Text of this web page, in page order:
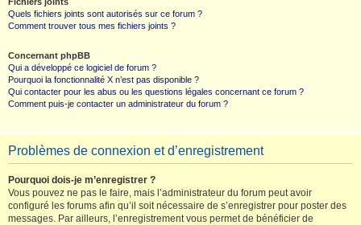
Quels fichiers joints sont autorisés sur ce forum ?
Comment trouver tous mes fichiers joints ?
Concernant phpBB
Qui a développé ce logiciel de forum ?
Pourquoi la fonctionnalité X n’est pas disponible ?
Qui contacter pour les abus ou les questions légales concernant ce forum ?
Comment puis-je contacter un administrateur du forum ?
Problèmes de connexion et d’enregistrement
Pourquoi dois-je m’enregistrer ?
Vous pouvez ne pas le faire, mais l’administrateur du forum peut avoir
configuré les forums afin qu’il soit nécessaire de s’enregistrer pour poster des
messages. Par ailleurs, l’enregistrement vous permet de bénéficier de